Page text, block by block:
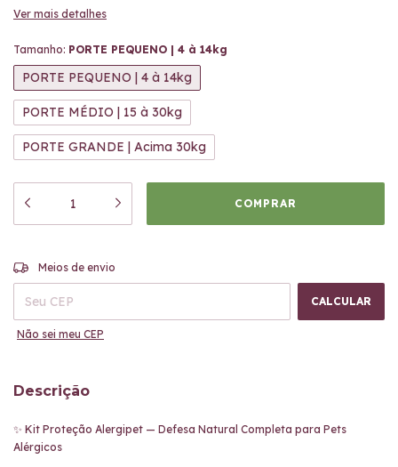
Ver mais detalhes
Tamanho: PORTE PEQUENO | 4 à 14kg
PORTE PEQUENO | 4 à 14kg
PORTE MÉDIO | 15 à 30kg
PORTE GRANDE | Acima 30kg
Entregas para o CEP:
Meios de envio
CALCULAR
Não sei meu CEP
Descrição
✨ Kit Proteção Alergipet — Defesa Natural Completa para Pets
Alérgicos